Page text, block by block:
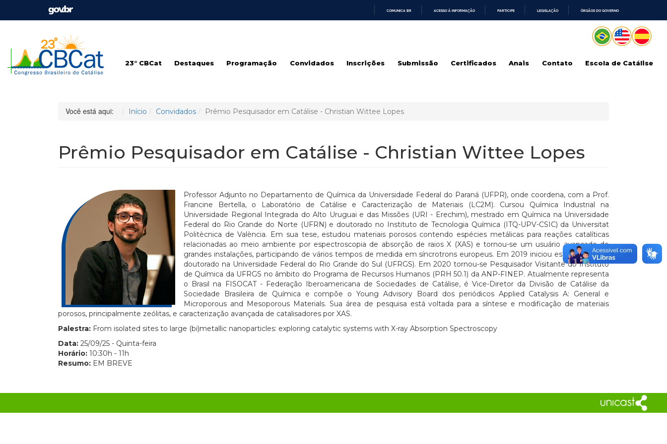
COMUNICA BR ACESSO À INFORMAÇÃO PARTICIPE LEGISLAÇÃO ÓRGÃOS DO GOVERNO
23° CBCat Destaques Programação Convidados Inscrições Submissão Certificados Anais Contato Escola de Catálise
Você está aqui: Início Convidados Prêmio Pesquisador em Catálise - Christian Wittee Lopes
Prêmio Pesquisador em Catálise - Christian Wittee Lopes
Professor Adjunto no Departamento de Química da Universidade Federal do Paraná (UFPR), onde coordena, com a Prof.
Francine Bertella, o Laboratório de Catálise e Caracterização de Materiais (LC2M). Cursou Química Industrial na
Universidade Regional Integrada do Alto Uruguai e das Missões (URI - Erechim), mestrado em Química na Universidade
Federal do Rio Grande do Norte (UFRN) e doutorado no Instituto de Tecnologia Química (ITQ-UPV-CSIC) da Universitat
Politècnica de València. Em sua tese, estudou materiais porosos contendo espécies metálicas para reações catalíticas
relacionadas ao meio ambiente por espectroscopia de absorção de raios X (XAS) e tornou-se um usuário avançado de
grandes instalações, participando de vários tempos de medida em síncrotrons europeus. Em 2019 iniciou estágio de pós-
doutorado na Universidade Federal do Rio Grande do Sul (UFRGS). Em 2020 tornou-se Pesquisador Visitante do Instituto
de Química da UFRGS no âmbito do Programa de Recursos Humanos (PRH 50.1) da ANP-FINEP. Atualmente representa
o Brasil na FISOCAT - Federação Iberoamericana de Sociedades de Catálise, é Vice-Diretor da Divisão de Catálise da
Sociedade Brasileira de Química e compõe o Young Advisory Board dos periódicos Applied Catalysis A: General e
Microporous and Mesoporous Materials. Sua área de pesquisa está voltada para a síntese e modificação de materiais
porosos, principalmente zeólitas, e caracterização avançada de catalisadores por XAS.
Palestra: From isolated sites to large (bi)metallic nanoparticles: exploring catalytic systems with X-ray Absorption Spectroscopy
Data: 25/09/25 - Quinta-feira
Horário: 10:30h - 11h
Resumo: EM BREVE